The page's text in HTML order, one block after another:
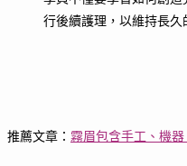
行後續護理，以維持長久
推薦文章： 霧眉包含手工、機